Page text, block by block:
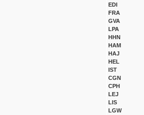
EDI
FRA
GVA
LPA
HHN
HAM
HAJ
HEL
IST
CGN
CPH
LEJ
LIS
LGW